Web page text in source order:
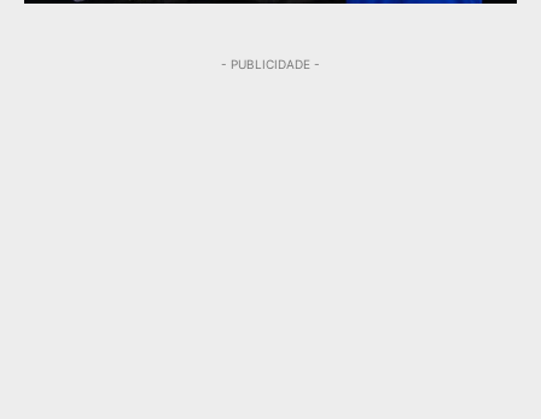
- PUBLICIDADE -